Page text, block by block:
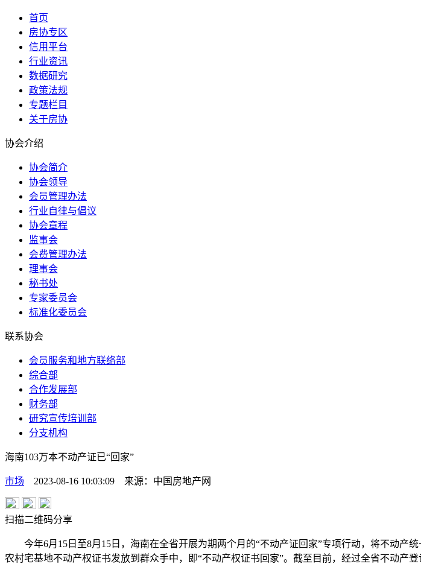
首页
房协专区
信用平台
行业资讯
数据研究
政策法规
专题栏目
关于房协
协会介绍
协会简介
协会领导
会员管理办法
行业自律与倡议
协会章程
监事会
会费管理办法
理事会
秘书处
专家委员会
标准化委员会
联系协会
会员服务和地方联络部
综合部
合作发展部
财务部
研究宣传培训部
分支机构
海南103万本不动产证已“回家”
市场 2023-08-16 10:03:09 来源： 中国房地产网
扫描二维码分享
今年6月15日至8月15日，海南在全省开展为期两个月的“不动产证回家”专项行动，将不动产
农村宅基地不动产权证书发放到群众手中，即“不动产权证书回家”。截至目前，经过全省不动产